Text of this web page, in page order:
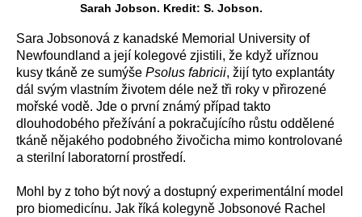
Sarah Jobson. Kredit: S. Jobson.
Sara Jobsonová z kanadské Memorial University of
Newfoundland a její kolegové zjistili, že když uříznou
kusy tkáně ze sumýše Psolus fabricii, žijí tyto explantáty
dál svým vlastním životem déle než tři roky v přirozené
mořské vodě. Jde o první známý případ takto
dlouhodobého přežívání a pokračujícího růstu oddělené
tkáně nějakého podobného živočicha mimo kontrolované
a sterilní laboratorní prostředí.
Mohl by z toho být nový a dostupný experimentální model
pro biomedicínu. Jak říká kolegyně Jobsonové Rachel